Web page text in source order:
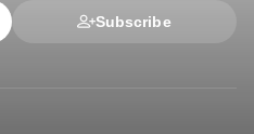
Subscribe